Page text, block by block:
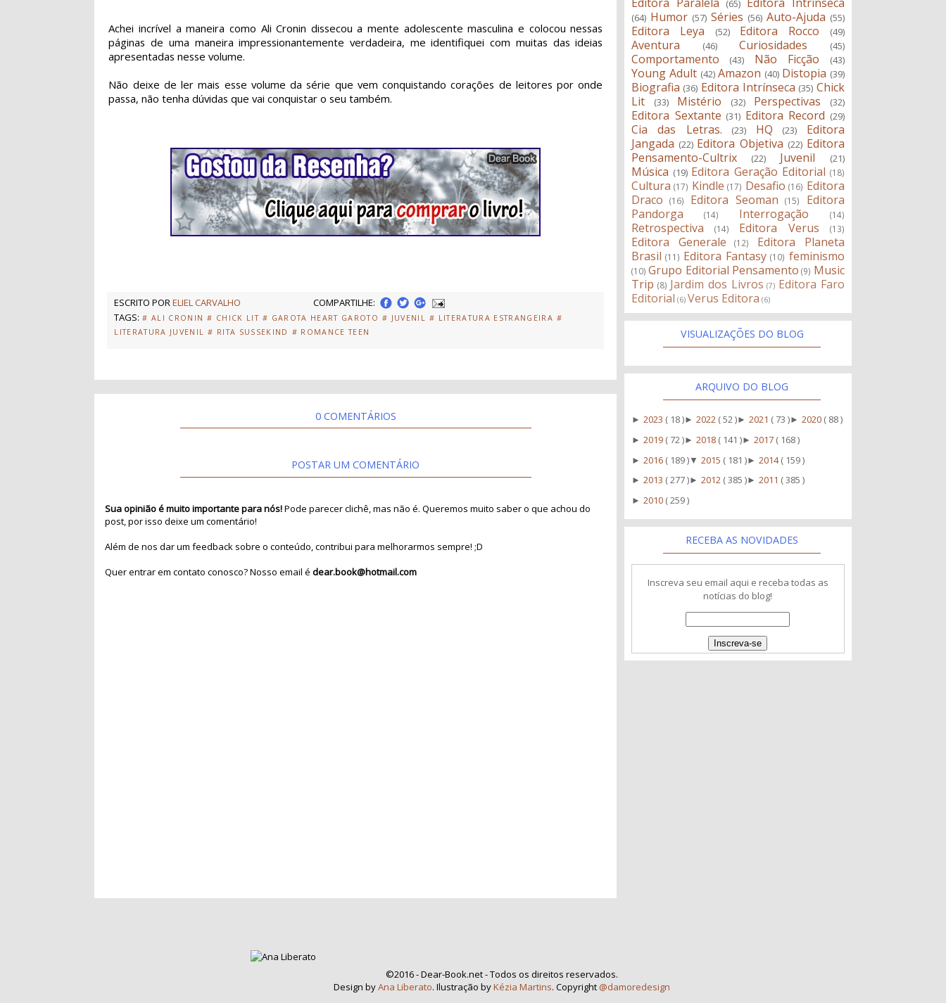
Achei incrível a maneira como Ali Cronin dissecou a mente adolescente masculina e colocou nessas
páginas de uma maneira impressionantemente verdadeira, me identifiquei com muitas das ideias
apresentadas nesse volume.
Não deixe de ler mais esse volume da série que vem conquistando corações de leitores por onde
passa, não tenha dúvidas que vai conquistar o seu também.
ESCRITO PORELIEL CARVALHO
COMPARTILHE:
TAGS: # ALI CRONIN # CHICK LIT # GAROTA HEART GAROTO # JUVENIL # LITERATURA ESTRANGEIRA #
LITERATURA JUVENIL
# RITA SUSSEKIND # ROMANCE TEEN
0 COMENTÁRIOS
POSTAR UM COMENTÁRIO
Sua opinião é muito importante para nós!Pode parecer clichê, mas não é. Queremos muito saber o que achou do
post, por isso deixe um comentário!
Além de nos dar um feedback sobre o conteúdo, contribui para melhorarmos sempre! ;D
Quer entrar em contato conosco? Nosso email édear.book@hotmail.com
(65)
(64) Humor (57) Séries (56) Auto-Ajuda (55)
Editora Leya (52) Editora Rocco (49)
Aventura (46) Curiosidades (45)
Comportamento (43) Não Ficção (43)
Young Adult (42) Amazon (40) Distopia (39)
Biografia (36) Editora Intrínseca (35) Chick
Lit
(33) Mistério (32) Perspectivas (32)
Editora Sextante (31) Editora Record (29)
Cia das Letras. (23) HQ (23)
Editora
Jangada (22) Editora Objetiva (22) Editora
Pensamento-Cultrix
(22) Juvenil (21)
Música (19) Editora Geração Editorial (18)
Cultura (17) Kindle (17) Desafio (16) Editora
Draco
(16) Editora Seoman (15)
Editora
Pandorga
(14) Interrogação (14)
Retrospectiva (14) Editora Verus (13)
Editora Generale (12)
Editora Planeta
Brasil (11) Editora Fantasy (10) feminismo
(10) Grupo Editorial Pensamento (9) Music
Trip (8) Jardim dos Livros (7) Editora Faro
Editorial (6) Verus Editora (6)
VISUALIZAÇÕES DO BLOG
ARQUIVO DO BLOG
►2023 ( 18 )►2022 ( 52 )►2021 ( 73 )►2020 ( 88 )
►2019 ( 72 )►2018 ( 141 )►2017 ( 168 )
►2016 ( 189 ) ▼2015 ( 181 )►2014( 159 )
►2013 ( 277 )►2012 ( 385 )►2011 ( 385 )
►2010 ( 259 )
RECEBA AS NOVIDADES
Inscreva seu email aqui e receba todas as
notícias do blog!
©2016 - Dear-Book.net - Todos os direitos reservados.
Design byAna Liberato. Ilustração byKézia Martins. Copyright @damoredesign